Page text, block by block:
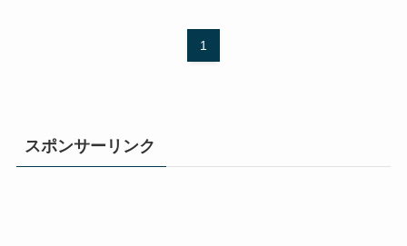
1
スポンサーリンク